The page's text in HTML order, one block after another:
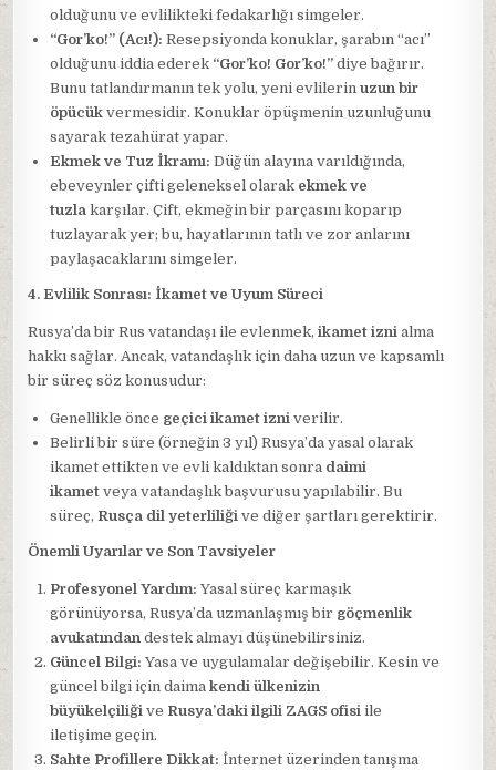
olduğunu ve evlilikteki fedakarlığı simgeler.
“Gor’ko!” (Acı!): Resepsiyonda konuklar, şarabın “acı”
olduğunu iddia ederek “Gor’ko! Gor’ko!” diye bağırır.
Bunu tatlandırmanın tek yolu, yeni evlilerinuzun bir
öpücük vermesidir. Konuklar öpüşmenin uzunluğunu
sayarak tezahürat yapar.
Ekmek ve Tuz İkramı: Düğün alayına varıldığında,
ebeveynler çifti geleneksel olarak ekmek ve
tuzla karşılar. Çift, ekmeğin bir parçasını koparıp
tuzlayarak yer; bu, hayatlarının tatlı ve zor anlarını
paylaşacaklarını simgeler.
4. Evlilik Sonrası: İkamet ve Uyum Süreci
Rusya’da bir Rus vatandaşı ile evlenmek,ikamet izni alma
hakkı sağlar. Ancak, vatandaşlık için daha uzun ve kapsamlı
bir süreç söz konusudur:
Genellikle önce geçici ikamet izni verilir.
Belirli bir süre (örneğin 3 yıl) Rusya’da yasal olarak
ikamet ettikten ve evli kaldıktan sonra daimi
ikamet veya vatandaşlık başvurusu yapılabilir. Bu
süreç, Rusça dil yeterliliği ve diğer şartları gerektirir.
Önemli Uyarılar ve Son Tavsiyeler
Profesyonel Yardım: Yasal süreç karmaşık
görünüyorsa, Rusya’da uzmanlaşmış bir göçmenlik
avukatından destek almayı düşünebilirsiniz.
Güncel Bilgi: Yasa ve uygulamalar değişebilir. Kesin ve
güncel bilgi için daimakendi ülkenizin
büyükelçiliği ve Rusya’daki ilgili ZAGS ofisi ile
iletişime geçin.
Sahte Profillere Dikkat: İnternet üzerinden tanışma